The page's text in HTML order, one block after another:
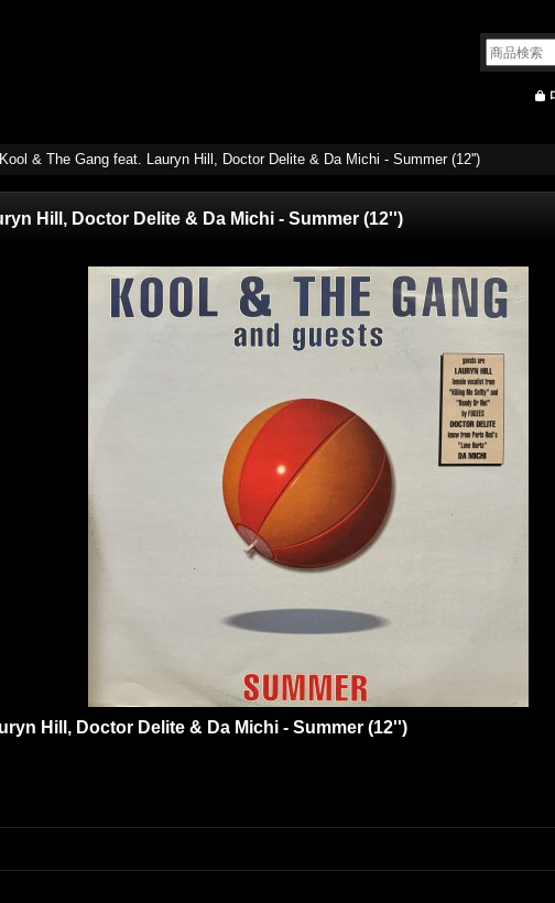
Kool & The Gang feat. Lauryn Hill, Doctor Delite & Da Michi - Summer (12'')
Hill, Doctor Delite & Da Michi - Summer (12'')
Hill, Doctor Delite & Da Michi - Summer (12'')